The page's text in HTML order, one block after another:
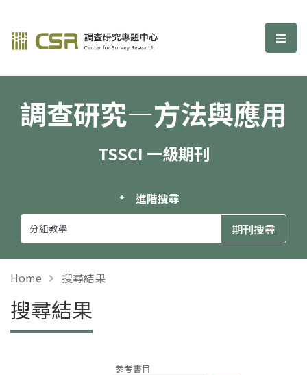
調查研究—方法與應用期刊 選
調查研究—方法與應用
TSSCI 一級期刊
進階搜尋
Home 搜尋結果
搜尋結果
參考書目